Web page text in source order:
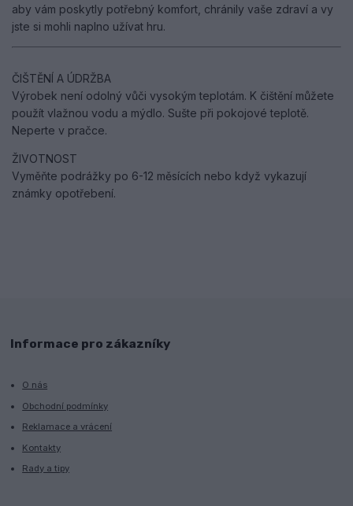
aby vám poskytly potřebný komfort, chránily vaše zdraví a vy
jste si mohli naplno užívat hru.
ČIŠTĚNÍ A ÚDRŽBA
Výrobek není odolný vůči vysokým teplotám. K čištění můžete
použít vlažnou vodu a mýdlo. Sušte při pokojové teplotě.
Neperte v pračce.
ŽIVOTNOST
Vyměňte podrážky po 6-12 měsících nebo když vykazují
známky opotřebení.
Informace pro zákazníky
O nás
Obchodní podmínky
Reklamace a vrácení
Kontakty
Rady a tipy